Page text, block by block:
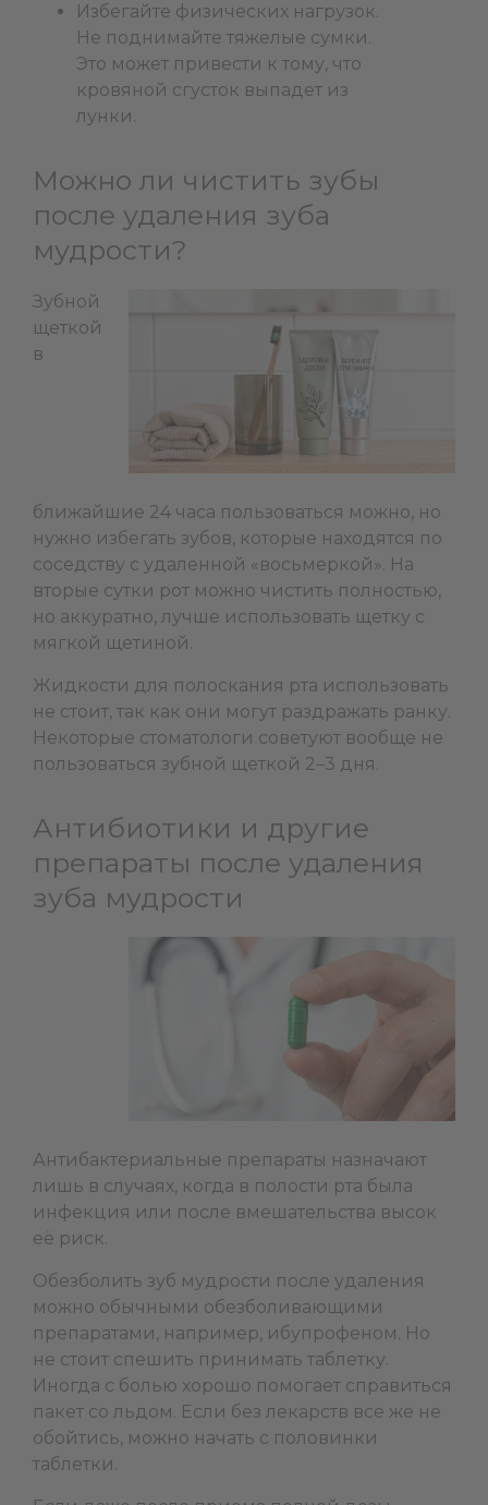
Избегайте физических нагрузок.
Не поднимайте тяжелые сумки.
Это может привести к тому, что
кровяной сгусток выпадет из
лунки.
Можно ли чистить зубы
после удаления зуба
мудрости?
Зубной
щеткой
в
ближайшие 24 часа пользоваться можно, но
нужно избегать зубов, которые находятся по
соседству с удаленной «восьмеркой». На
вторые сутки рот можно чистить полностью,
но аккуратно, лучше использовать щетку с
мягкой щетиной.
Жидкости для полоскания рта использовать
не стоит, так как они могут раздражать ранку.
Некоторые стоматологи советуют вообще не
пользоваться зубной щеткой 2–3 дня.
Антибиотики и другие
препараты после удаления
зуба мудрости
Антибактериальные препараты назначают
лишь в случаях, когда в полости рта была
инфекция или после вмешательства высок
её риск.
Обезболить зуб мудрости после удаления
можно обычными обезболивающими
препаратами, например, ибупрофеном. Но
не стоит спешить принимать таблетку.
Иногда с болью хорошо помогает справиться
пакет со льдом. Если без лекарств все же не
обойтись, можно начать с половинки
таблетки.